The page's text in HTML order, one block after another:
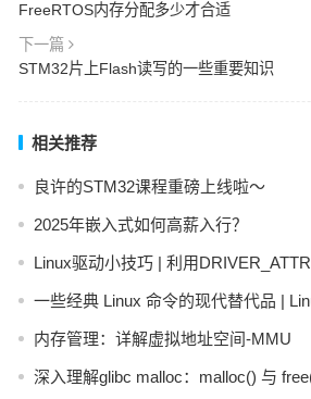
FreeRTOS内存分配多少才合适
下一篇
STM32片上Flash读写的一些重要知识
相关推荐
良许的STM32课程重磅上线啦～
2025年嵌入式如何高薪入行？
Linux驱动小技巧 | 利用
一些经典 Linux 命令的现代替代品 |
内存管理：详解虚拟地址空间-MMU
深入理解glibc malloc：malloc() 与